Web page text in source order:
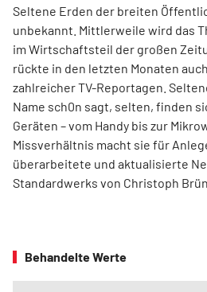
Seltene Erden der breiten
unbekannt. Mittlerweile wird das
im Wirtschafts­teil der großen
rückte in den letzten Monaten
zahl­reicher TV-Reportagen.
Name sch0n sagt, selten, finden
Geräten – vom Handy bis zur
Missverhältnis macht sie für
überarbeitete und aktualisierte
Standardwerks von Christoph
Behandelte Werte